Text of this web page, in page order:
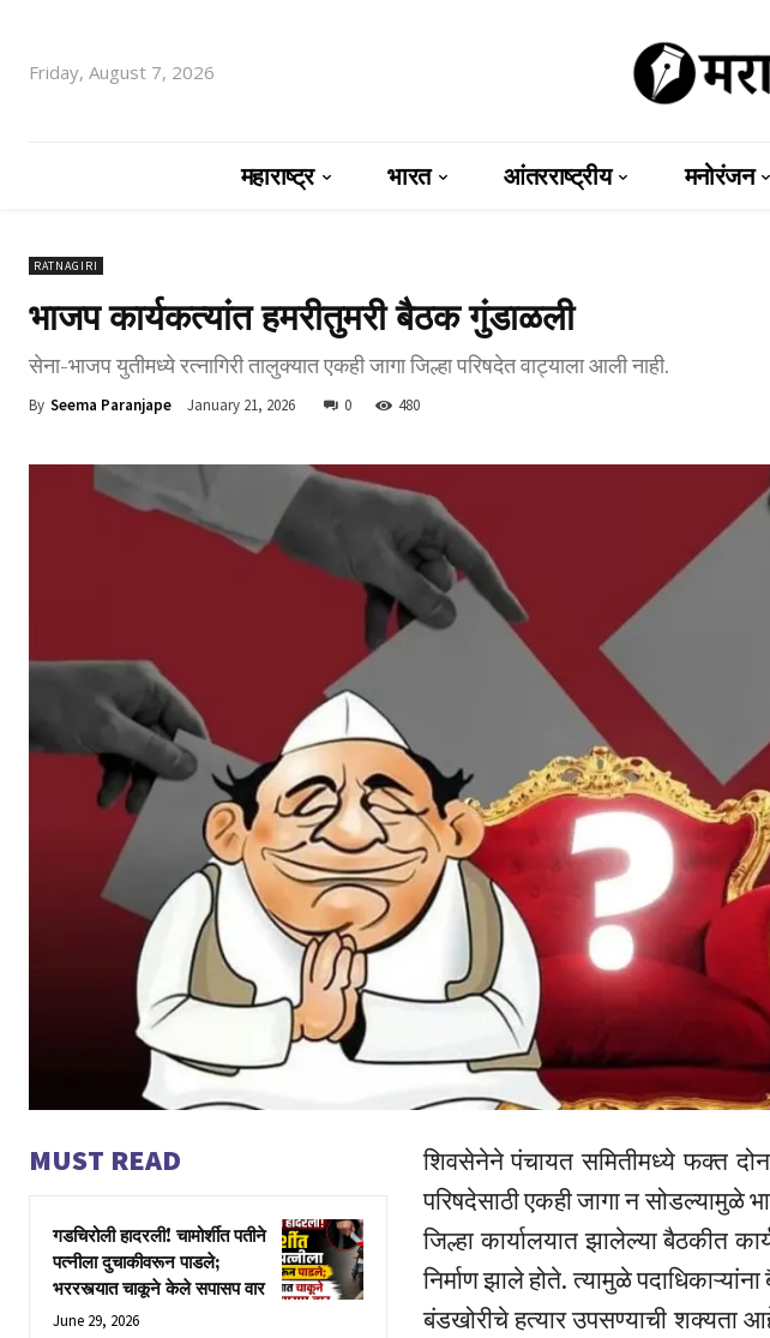
Friday, August 7, 2026
महाराष्ट्र भारत आंतरराष्ट्रीय मनोरंजन
RATNAGIRI
भाजप कार्यकत्यांत हमरीतुमरी बैठक गुंडाळली
सेना-भाजप युतीमध्ये रत्नागिरी तालुक्यात एकही जागा जिल्हा परिषदेत वाट्याला आली नाही.
By Seema Paranjape January 21, 2026 0 480
MUST READ
गडचिरोली हादरली! चामोर्शीत पतीने
पत्नीला दुचाकीवरून पाडले;
भररस्त्यात चाकूने केले सपासप वार
June 29, 2026
शिवसेनेने पंचायत समितीमध्ये फक्त
परिषदेसाठी एकही जागा न
जिल्हा कार्यालयात झालेल्या बैठकीत
निर्माण झाले होते. त्यामुळे
बंडखोरीचे हत्यार उपसण्याची शक्यता